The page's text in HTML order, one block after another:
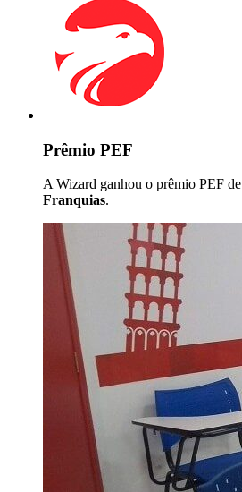
Prêmio PEF
A Wizard ganhou o prêmio PEF de
Franquias.